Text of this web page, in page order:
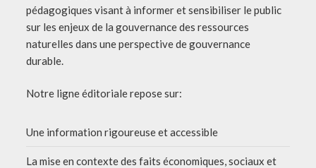
pédagogiques visant à informer et sensibiliser le public
sur les enjeux de la gouvernance des ressources
naturelles dans une perspective de gouvernance
durable.
Notre ligne éditoriale repose sur:
Une information rigoureuse et accessible
La mise en contexte des faits économiques, sociaux et